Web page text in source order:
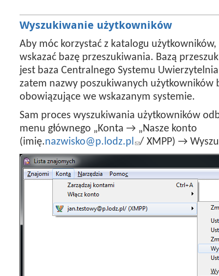
Wyszukiwanie użytkowników
Aby móc korzystać z katalogu
wskazać bazę przeszukiwania. Bazą
jest baza Centralnego Systemu
zatem nazwy poszukiwanych użytkowników
obowiązujące we wskazanym systemie.
Sam proces wyszukiwania użytkowników
menu głównego „Konta → „Nasze konto
(imię.nazwisko@p.lodz.pl / XMPP) →